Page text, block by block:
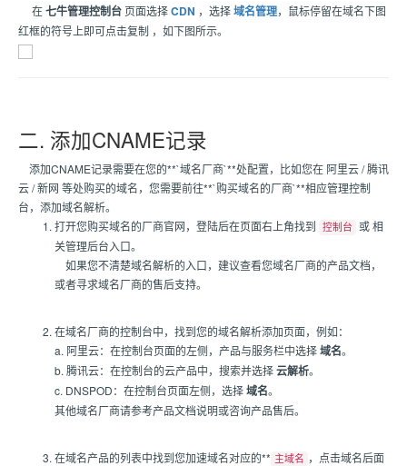
在七牛管理控制台 页面选择CDN ，选择域名管理，鼠标停留在域名下图
红框的符号上即可点击复制 ，如下图所示。
二. 添加CNAME记录
添加CNAME记录需要在您的**`域名厂商`**处配置，比如您在 阿里云 / 腾讯
云 / 新网 等处购买的域名，您需要前往**`购买域名的厂商`**相应管理控制
台，添加域名解析。
打开您购买域名的厂商官网，登陆后在页面右上角找到
控制台
或 相
关管理后台入口。
如果您不清楚域名解析的入口，建议查看您域名厂商的产品文档，
或者寻求域名厂商的售后支持。
在域名厂商的控制台中，找到您的域名解析添加页面，例如：
a. 阿里云：在控制台页面的左侧，产品与服务栏中选择域名。
b. 腾讯云：在控制台的云产品中，搜索并选择云解析。
c. DNSPOD：在控制台页面左侧，选择域名。
其他域名厂商请参考产品文档说明或咨询产品售后。
在域名产品的列表中找到您加速域名对应的** 主域名 ，点击域名后面